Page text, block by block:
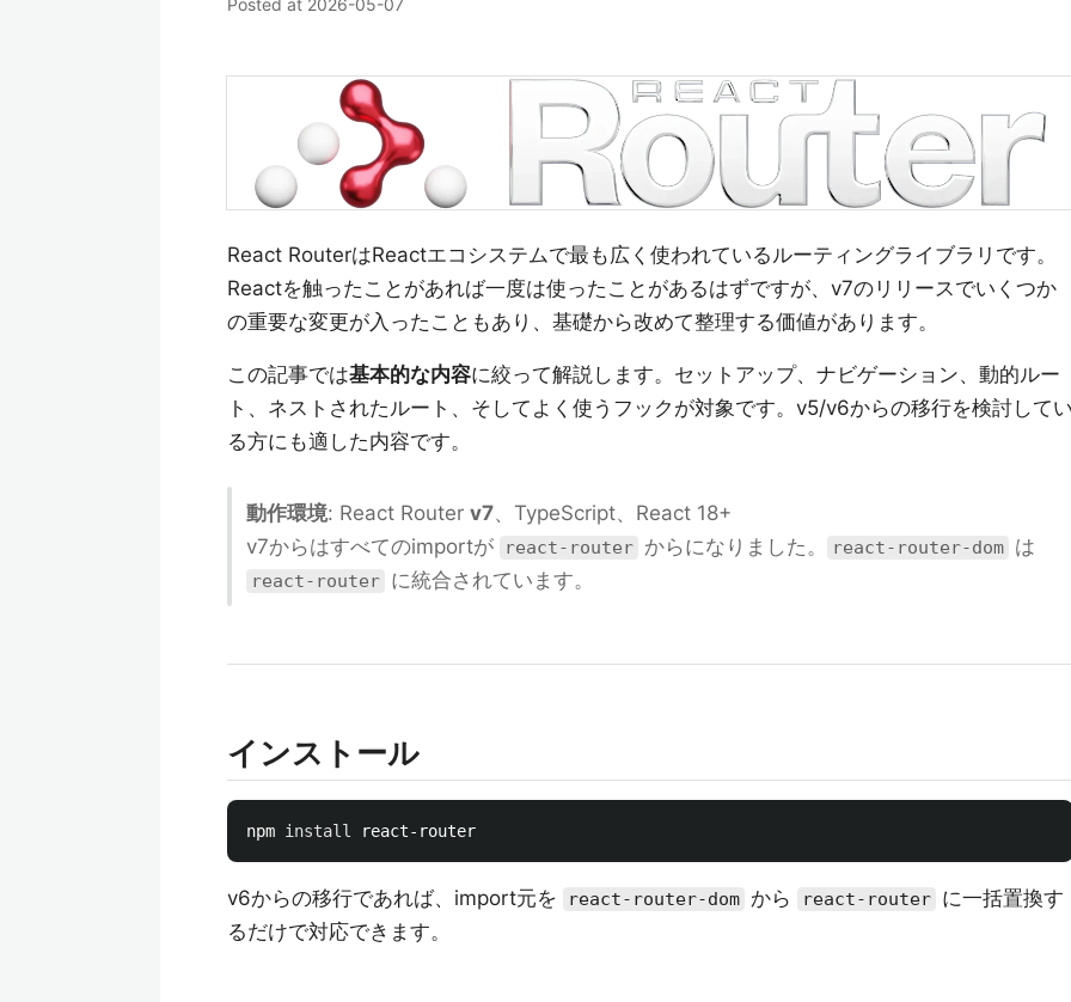
Posted at 2026-05-07
React RouterはReactエコシステムで最も広く使われているルーティングライブラリです。
Reactを触ったことがあれば一度は使ったことがあるはずですが、v7のリリースでいくつか
の重要な変更が入ったこともあり、基礎から改めて整理する価値があります。
この記事では基本的な内容に絞って解説します。セットアップ、ナビゲーション、動的ルー
ト、ネストされたルート、そしてよく使うフックが対象です。v5/v6からの移行を検討して
る方にも適した内容です。
動作環境: React Router v7 、TypeScript、React 18+
v7からはすべてのimportが
react-router からになりました。 react-router-dom は
react-router に統合されています。
インストール
npm install
v6からの移行であれば、import元を react-router-dom から react-router に一括置換す
るだけで対応できます。